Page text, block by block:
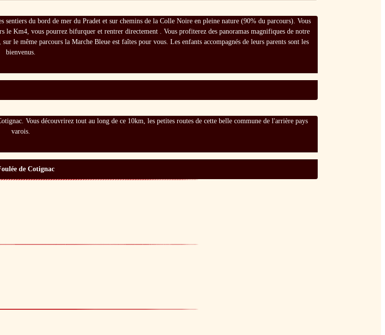
du bord de mer du Pradet et sur chemins de la Colle Noire en pleine nature (90% du parcours). Vous
Km4, vous pourrez bifurquer et rentrer directement . Vous profiterez des panoramas magnifiques de notre
le même parcours la Marche Bleue est faîtes pour vous. Les enfants accompagnés de leurs parents sont les
bienvenus.
Vous découvrirez tout au long de ce 10km, les petites routes de cette belle commune de l'arrière pays
varois.
de Cotignac